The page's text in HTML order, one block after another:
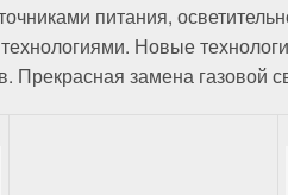
питания,
Новые
Прекрасная замена газовой